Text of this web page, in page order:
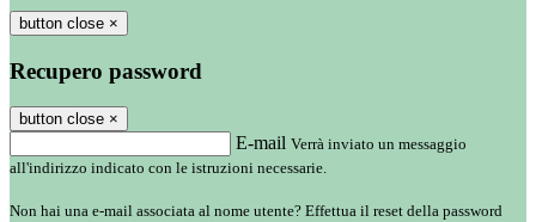
button close ×
Recupero password
button close ×
E-mail Verrà inviato un messaggio
all'indirizzo indicato con le istruzioni necessarie.
Non hai una e-mail associata al nome utente? Effettua il reset della password